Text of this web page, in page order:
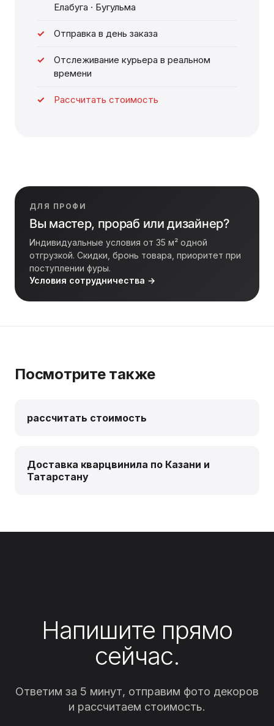
Елабуга · Бугульма
Отправка в день заказа
Отслеживание курьера в реальном
времени
Рассчитать стоимость
ДЛЯ ПРОФИ
Вы мастер, прораб или дизайнер?
Индивидуальные условия от 35 м² одной
отгрузкой. Скидки, бронь товара, приоритет при
поступлении фуры.
Условия сотрудничества →
Посмотрите также
рассчитать стоимость
Доставка кварцвинила по Казани и
Татарстану
Напишите прямо
сейчас.
Ответим за 5 минут, отправим фото декоров
и рассчитаем стоимость.